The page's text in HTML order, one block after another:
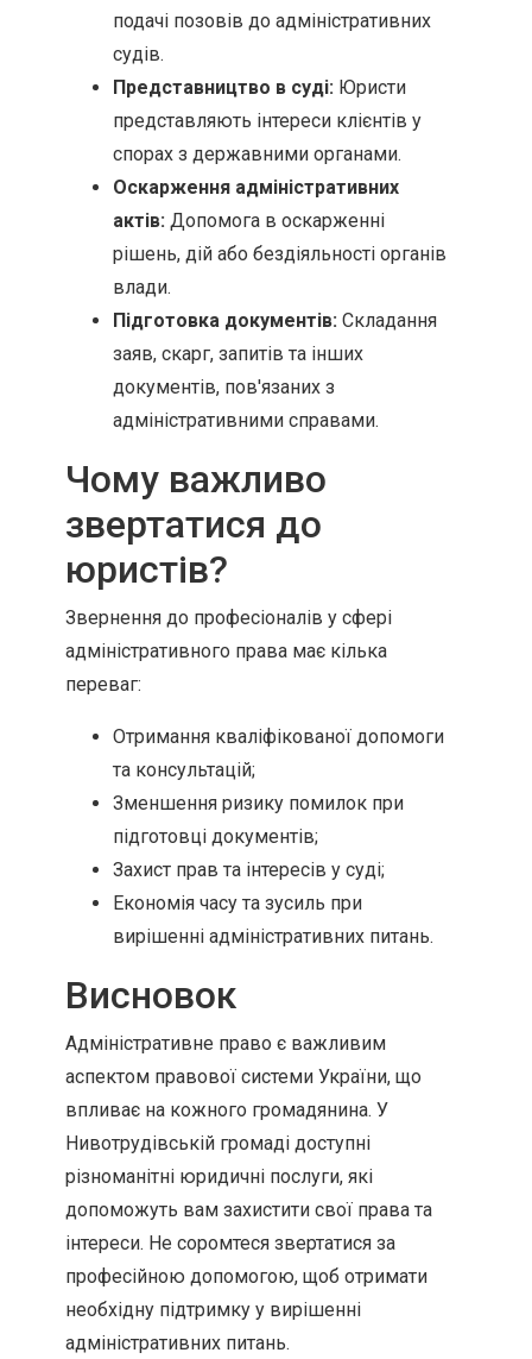
подачі позовів до адміністративних
судів.
Представництво в суді: Юристи
представляють інтереси клієнтів у
спорах з державними органами.
Оскарження адміністративних
актів: Допомога в оскарженні
рішень, дій або бездіяльності органів
влади.
Підготовка документів: Складання
заяв, скарг, запитів та інших
документів, пов'язаних з
адміністративними справами.
Чому важливо
звертатися до
юристів?
Звернення до професіоналів у сфері
адміністративного права має кілька
переваг:
Отримання кваліфікованої допомоги
та консультацій;
Зменшення ризику помилок при
підготовці документів;
Захист прав та інтересів у суді;
Економія часу та зусиль при
вирішенні адміністративних питань.
Висновок
Адміністративне право є важливим
аспектом правової системи України, що
впливає на кожного громадянина. У
Нивотрудівській громаді доступні
різноманітні юридичні послуги, які
допоможуть вам захистити свої права та
інтереси. Не соромтеся звертатися за
професійною допомогою, щоб отримати
необхідну підтримку у вирішенні
адміністративних питань.